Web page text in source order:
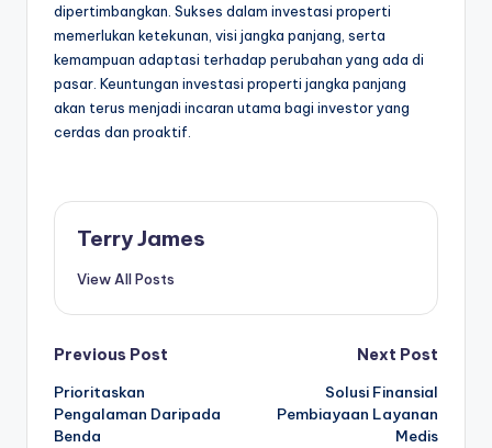
dipertimbangkan. Sukses dalam investasi properti
memerlukan ketekunan, visi jangka panjang, serta
kemampuan adaptasi terhadap perubahan yang ada di
pasar. Keuntungan investasi properti jangka panjang
akan terus menjadi incaran utama bagi investor yang
cerdas dan proaktif.
Terry James
View All Posts
Post
navigation
Previous Post
Prioritaskan
Pengalaman Daripada
Benda
Next Post
Solusi Finansial
Pembiayaan Layanan
Medis